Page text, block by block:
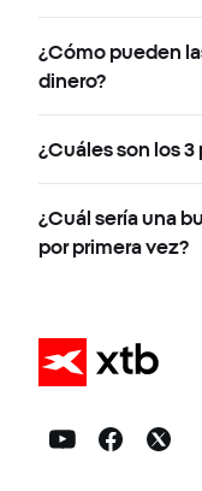
¿Cómo pueden
dinero?
¿Cuáles son los
¿Cuál sería una
por primera vez?